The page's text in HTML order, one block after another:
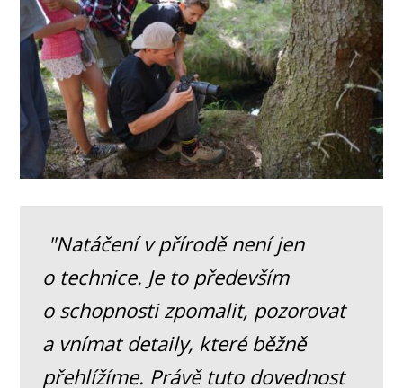
"Natáčení v přírodě není jen
o technice. Je to především
o schopnosti zpomalit, pozorovat
a vnímat detaily, které běžně
přehlížíme. Právě tuto dovednost